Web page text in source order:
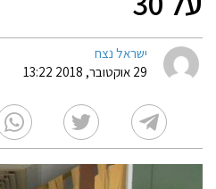
ישראל נצח
29 אוקטובר, 2018 13:22